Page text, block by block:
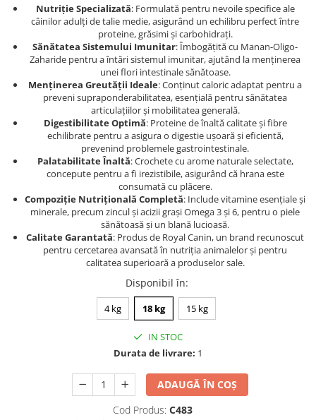
Hrană umedă
Hrană uscată
Recompense și snack-uri
Igienă
Igienă orală
Șampoane și balsamuri
Hrană umedă
Hrană uscată
Igienă
Așternut Tofu / Nisip
Igienă orală
Șampoane și balsamuri
Nutriție Specializată: Formulată pentru nevoile specifice ale
câinilor adulți de talie medie, asigurând un echilibru perfect între
proteine, grăsimi și carbohidrați.
Sănătatea Sistemului Imunitar: Îmbogățită cu Manan-Oligo-
Zaharide pentru a întări sistemul imunitar, ajutând la menținerea
unei flori intestinale sănătoase.
Menținerea Greutății Ideale: Conținut caloric adaptat pentru a
preveni supraponderabilitatea, esențială pentru sănătatea
articulațiilor și mobilitatea generală.
Digestibilitate Optimă: Proteine de înaltă calitate și fibre
echilibrate pentru a asigura o digestie ușoară și eficientă,
prevenind problemele gastrointestinale.
Palatabilitate Înaltă: Crochete cu arome naturale selectate,
concepute pentru a fi irezistibile, asigurând că hrana este
consumată cu plăcere.
Compoziție Nutrițională Completă: Include vitamine esențiale și
minerale, precum zincul și acizii grași Omega 3 și 6, pentru o piele
sănătoasă și un blană lucioasă.
Calitate Garantată: Produs de Royal Canin, un brand recunoscut
pentru cercetarea avansată în nutriția animalelor și pentru
calitatea superioară a produselor sale.
Disponibil în:
4 kg 18 kg 15 kg
IN STOC
Durata de livrare: 1
ADAUGĂ ÎN COȘ
Cod Produs: C483